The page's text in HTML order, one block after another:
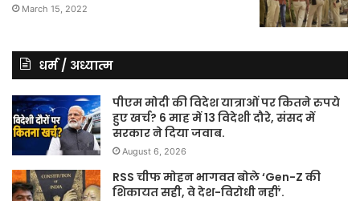
March 15, 2022
धर्म / अध्यात्म
पीएम मोदी की विदेश यात्राओं पर कितने रुपये
हुए खर्च? 6 माह में 13 विदेशी दौरे, संसद में
सरकार ने दिया जवाब.
August 6, 2026
RSS चीफ मोहन भागवत बोले ‘Gen-Z की
शिकायत सही, वे देश-विरोधी नहीं’.